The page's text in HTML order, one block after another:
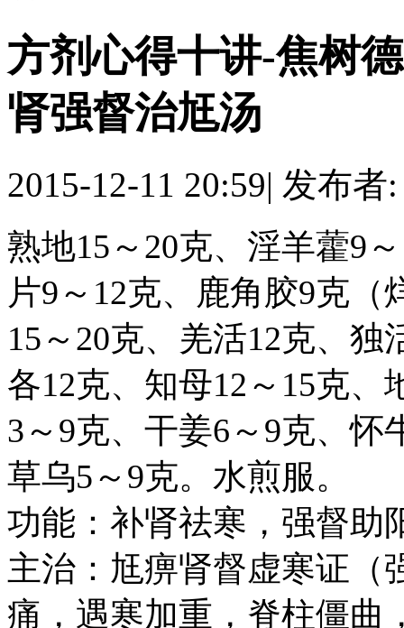
方剂心得十讲-焦树
肾强督治尪汤
2015-12-11 20:59| 发布者
熟地15～20克、淫羊藿9
片9～12克、鹿角胶9克
15～20克、羌活12克、独
各12克、知母12～15克、
3～9克、干姜6～9克、怀
草乌5～9克。水煎服。
功能：补肾祛寒，强督助
主治：尪痹肾督虚寒证（
痛，遇寒加重，脊柱僵曲